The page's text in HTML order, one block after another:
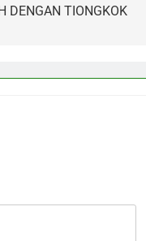
DENGAN TIONGKOK